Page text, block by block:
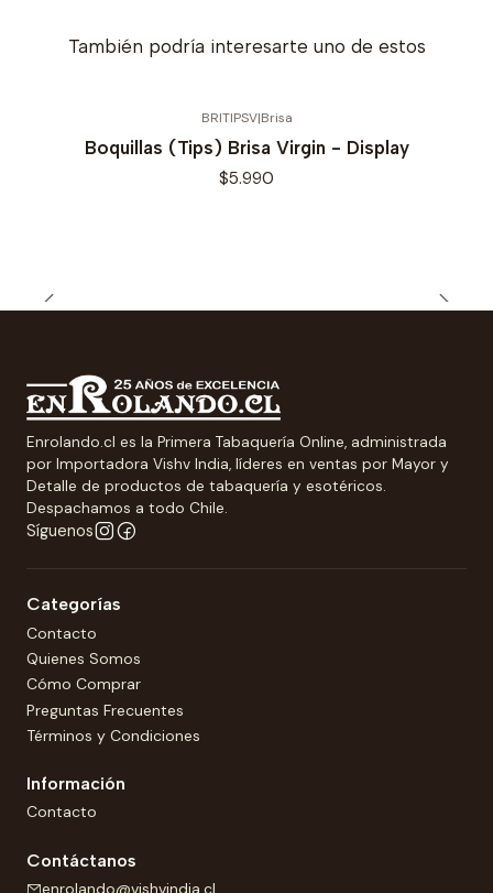
También podría interesarte uno de estos
BRITIPSV|Brisa
Boquillas (Tips) Brisa Virgin - Display
$5.990
Enrolando.cl es la Primera Tabaquería Online, administrada
por Importadora Vishv India, líderes en ventas por Mayor y
Detalle de productos de tabaquería y esotéricos.
Despachamos a todo Chile.
Síguenos
Categorías
Contacto
Quienes Somos
Cómo Comprar
Preguntas Frecuentes
Términos y Condiciones
Información
Contacto
Contáctanos
enrolando@vishvindia.cl